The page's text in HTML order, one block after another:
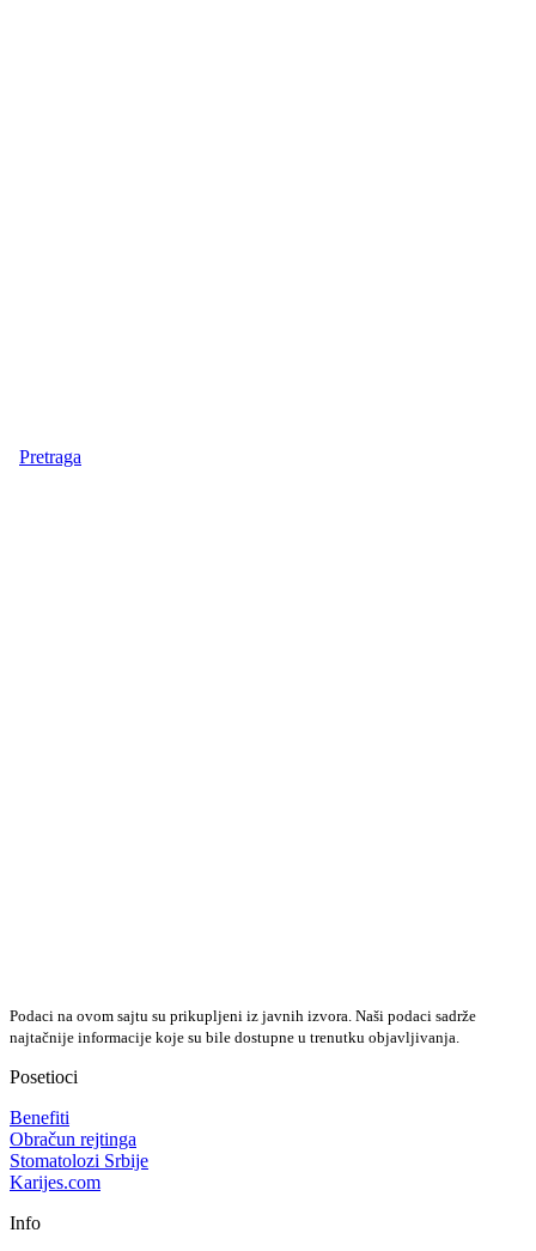
Pretraga
Podaci na ovom sajtu su prikupljeni iz javnih izvora. Naši podaci sadrže
najtačnije informacije koje su bile dostupne u trenutku objavljivanja.
Posetioci
Benefiti
Obračun rejtinga
Stomatolozi Srbije
Karijes.com
Info